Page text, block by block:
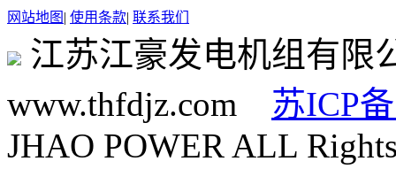
网站地图 | 使用条款| 联系我们
江苏江豪发电机组有
www.thfdjz.com 苏ICP
JHAO POWER ALL